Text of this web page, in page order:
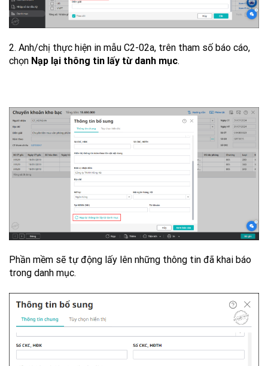
2. Anh/chị thực hiện in mẫu C2-02a, trên tham số báo cáo,
chọn Nạp lại thông tin lấy từ danh mục.
Phần mềm sẽ tự động lấy lên những thông tin đã khai báo
trong danh mục.